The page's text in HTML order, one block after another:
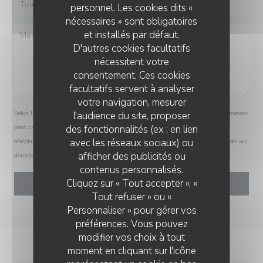
personnel. Les cookies dits «
nécessaires » sont obligatoires
et installés par défaut.
D'autres cookies facultatifs
nécessitent votre
consentement. Ces cookies
facultatifs servent à analyser
votre navigation, mesurer
l'audience du site, proposer
des fonctionnalités (ex : en lien
avec les réseaux sociaux) ou
afficher des publicités ou
contenus personnalisés.
Cliquez sur « Tout accepter », «
Tout refuser » ou «
Personnaliser » pour gérer vos
préférences. Vous pouvez
modifier vos choix à tout
moment en cliquant sur l'icône
Selon l'article L.223-2 du code de la consommation, il est rappelé que le consommateur
peut user de son droit à s'inscrire sur la liste d'opposition au démarchage
téléphonique Bloctel :bloctel.gouv.fr. Pour plus d'informations sur le traitement de vos
données, consultez notrepolitique de confidentialité.